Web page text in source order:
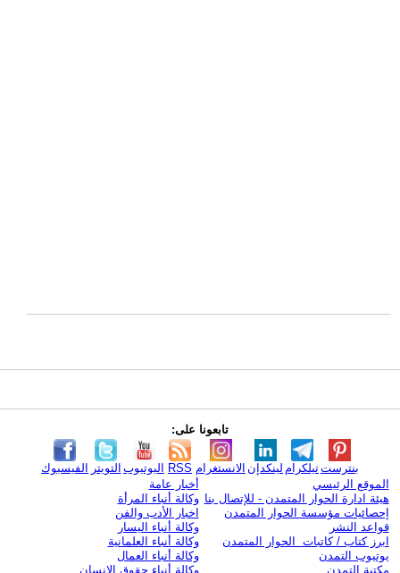
تابعونا على:
الفيسبوك التويتر اليوتيوب RSS الانستغرام لينكدإن تيلكرامبنترست
الموقع الرئيسي
هيئة ادارة الحوار المتمدن - للإتصال بنا
إحصائيات مؤسسة الحوار المتمدن
قواعد النشر
ابرز كتاب / كاتبات الحوار المتمدن
يوتيوب التمدن
مكتبة التمدن
أخبار عامة
وكالة أنباء المرأة
اخبار الأدب والفن
وكالة أنباء اليسار
وكالة أنباء العلمانية
وكالة أنباء العمال
وكالة أنباء حقوق الإنسان